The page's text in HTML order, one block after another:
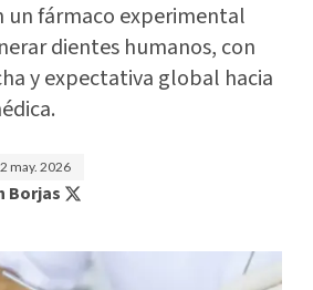
un fármaco experimental
dientes humanos, con
y expectativa global hacia
may. 2026
Borjas